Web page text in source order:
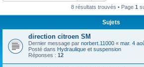
8 résultats trouvés • Page 1
Sujets
direction citroen SM
Dernier message par norbert.11000 « mar. 4
Posté dans Hydraulique et suspension
Réponses : 12